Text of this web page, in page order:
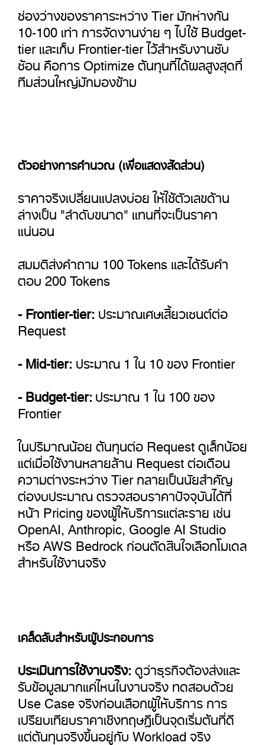
ช่องว่างของราคาระหว่าง Tier มักห่างกัน
10-100 เท่า การจัดงานง่าย ๆ ไปใช้ Budget-
tier และเก็บ Frontier-tier ไว้สำหรับงานซับ
ซ้อน คือการ Optimize ต้นทุนที่ได้ผลสูงสุดที่
ทีมส่วนใหญ่มักมองข้าม
ตัวอย่างการคำนวณ (เพื่อแสดงสัดส่วน)
ราคาจริงเปลี่ยนแปลงบ่อย ให้ใช้ตัวเลขด้าน
ล่างเป็น "ลำดับขนาด" แทนที่จะเป็นราคา
แน่นอน
สมมติส่งคำถาม 100 Tokens และได้รับคำ
ตอบ 200 Tokens
- Frontier-tier:ประมาณเศษเสี้ยวเซนต์ต่อ
Request
- Mid-tier:ประมาณ 1 ใน 10 ของ Frontier
- Budget-tier:ประมาณ 1 ใน 100 ของ
Frontier
ในปริมาณน้อย ต้นทุนต่อ Request ดูเล็กน้อย
แต่เมื่อใช้งานหลายล้าน Request ต่อเดือน
ความต่างระหว่าง Tier กลายเป็นนัยสำคัญ
ต่องบประมาณ ตรวจสอบราคาปัจจุบันได้ที่
หน้า Pricing ของผู้ให้บริการแต่ละราย เช่น
OpenAI, Anthropic, Google AI Studio
หรือ AWS Bedrock ก่อนตัดสินใจเลือกโมเดล
สำหรับใช้งานจริง
เคล็ดลับสำหรับผู้ประกอบการ
ประเมินการใช้งานจริง:ดูว่าธุรกิจต้องส่งและ
รับข้อมูลมากแค่ไหนในงานจริง ทดสอบด้วย
Use Case จริงก่อนเลือกผู้ให้บริการ การ
เปรียบเทียบราคาเชิงทฤษฎีเป็นจุดเริ่มต้นที่ดี
แต่ต้นทุนจริงขึ้นอยู่กับ Workload จริง